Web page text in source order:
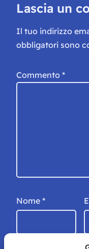
Lascia un
Il tuo indirizzo
obbligatori sono
Commento *
Nome *